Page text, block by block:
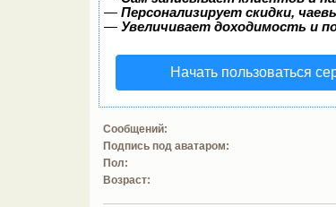
—Персонализирует скидки,
—Увеличивает доходимость и
Начать пользоваться
Сообщений:
Подпись под аватаром:
Пол:
Возраст: